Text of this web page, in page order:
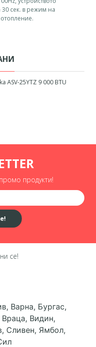
30 сек. в режим на
ASV-25YTZ 9 000 BTU
продукти!
се!
Варна, Бургас,
Видин,
Сливен, Ямбол,